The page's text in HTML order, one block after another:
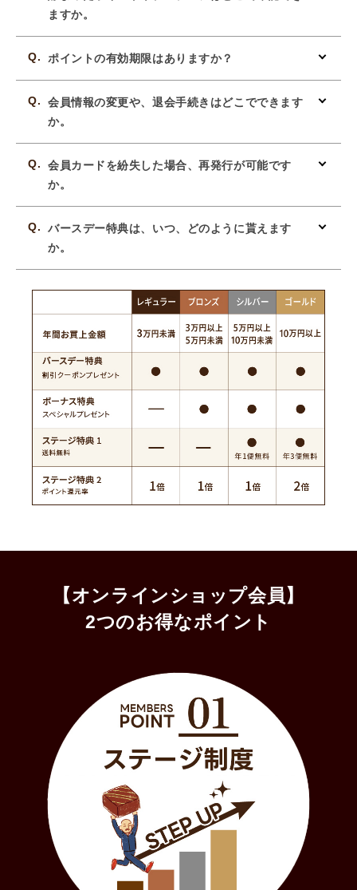
ますか。
ポイントの有効期限はありますか？
会員情報の変更や、退会手続きはどこでできます
か。
会員カードを紛失した場合、再発行が可能です
か。
バースデー特典は、いつ、どのように貰えます
か。
【オンラインショップ会員】
2つのお得なポイント